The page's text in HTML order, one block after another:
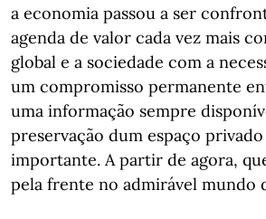
a economia passou a ser
agenda de valor cada vez mais
global e a sociedade com a
um compromisso permanente
uma informação sempre
preservação dum espaço
importante. A partir de agora,
pela frente no admirável mundo